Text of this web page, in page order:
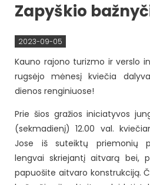
Zapyškio
2023-09-05
Kauno rajono turizmo ir verslo
rugsėjo mėnesį kviečia
dienos renginiuose!
Prie šios gražios iniciatyvos
(sekmadienį) 12.00 val.
Jose iš suteiktų priemonių
lengvai skriejantį aitvarą bei,
papuošite aitvaro konstrukciją.